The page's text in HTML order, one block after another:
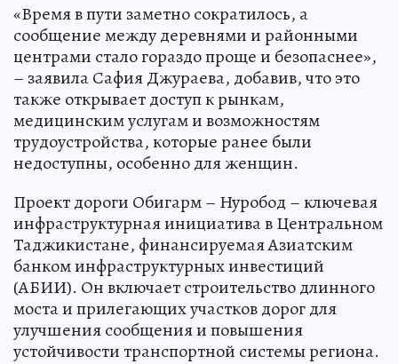
«Время в пути заметно сократилось, а
сообщение между деревнями и районными
центрами стало гораздо проще и безопаснее»,
– заявила Сафия Джураева, добавив, что это
также открывает доступ к рынкам,
медицинским услугам и возможностям
трудоустройства, которые ранее были
недоступны, особенно для женщин.
Проект дороги Обигарм – Нуробод – ключевая
инфраструктурная инициатива в Центральном
Таджикистане, финансируемая Азиатским
банком инфраструктурных инвестиций
(АБИИ). Он включает строительство длинного
моста и прилегающих участков дорог для
улучшения сообщения и повышения
устойчивости транспортной системы региона.